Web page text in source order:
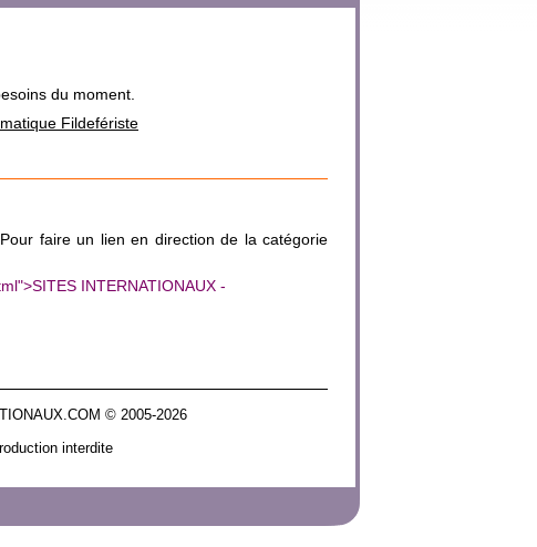
du moment.
Fildefériste
faire un lien en direction de la catégorie
INTERNATIONAUX -
© 2005-2026
interdite